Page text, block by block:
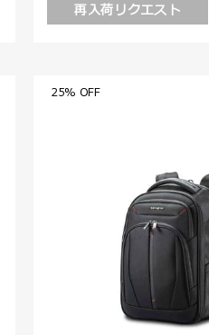
再入荷リクエスト
25% OFF